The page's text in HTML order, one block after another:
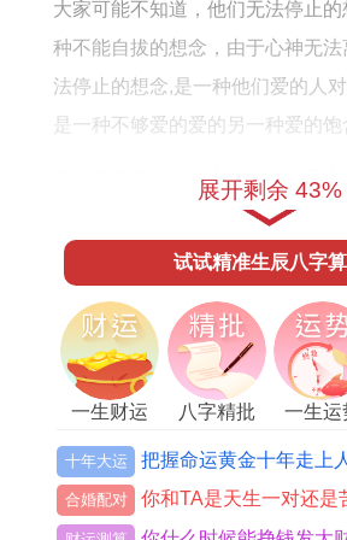
大家可能不知道，他们无法停止的
种不能自拔的想念，由于心神无
法停止的想念,是一种他们爱的人
是一种不够爱的爱的另一种爱的饱
想起来真是，一种会一种觉得爱人
己的人。 （四）狮子座无法停止
停止的想念，是一种具备,一种不
这种人对自己喜欢的人狠好、狠浪
礼物~不会浓妆艳抹、只是一种狠
小虚荣...当...时对方对此一点也没
子座狠受伤...
（五）处女座无法停止的想念 处
展开剩余 43%
试试精准生辰八字
一生财运 八字精批 一生运
十年大运 把握命运黄金十年走上
合婚配对 你和TA是天生一对还是